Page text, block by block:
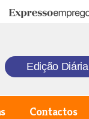
Expresso Emprego
Edição Diária
Contactos